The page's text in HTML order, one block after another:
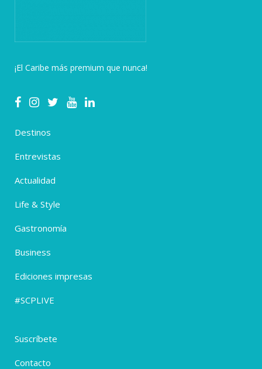
¡El Caribe más premium que nunca!
Destinos
Entrevistas
Actualidad
Life & Style
Gastronomía
Business
Ediciones impresas
#SCPLIVE
Suscríbete
Contacto